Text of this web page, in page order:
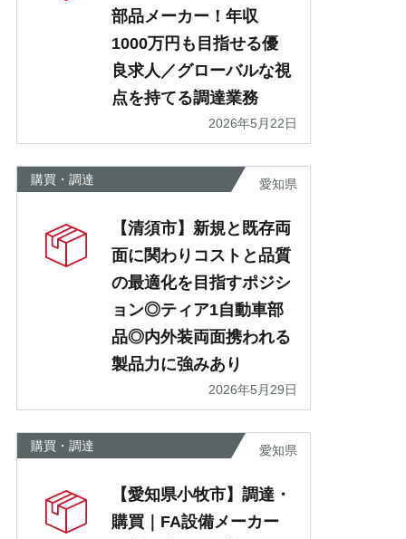
部品メーカー！年収
1000万円も目指せる優
良求人／グローバルな視
点を持てる調達業務
2026年5月22日
購買・調達 愛知県
【清須市】新規と既存両
面に関わりコストと品質
の最適化を目指すポジシ
ョン◎ティア1自動車部
品◎内外装両面携われる
製品力に強みあり
2026年5月29日
購買・調達 愛知県
【愛知県小牧市】調達・
購買｜FA設備メーカー